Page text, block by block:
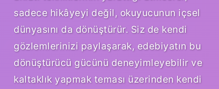
sadece hikâyeyi değil, okuyucunun içsel
dünyasını da dönüştürür. Siz de kendi
gözlemlerinizi paylaşarak, edebiyatın bu
dönüştürücü gücünü deneyimleyebilir ve
kaltaklık yapmak teması üzerinden kendi